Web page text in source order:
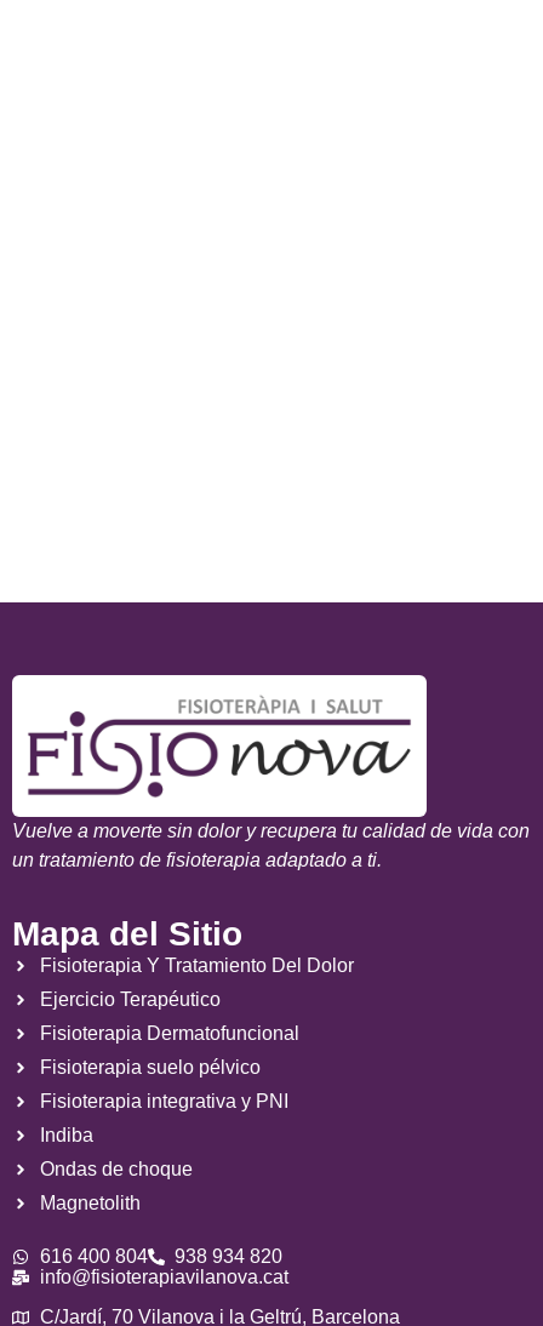
Vuelve a moverte sin dolor y recupera tu calidad de vida con
un tratamiento de fisioterapia adaptado a ti.
Mapa del Sitio
Fisioterapia Y Tratamiento Del Dolor
Ejercicio Terapéutico
Fisioterapia Dermatofuncional
Fisioterapia suelo pélvico
Fisioterapia integrativa y PNI
Indiba
Ondas de choque
Magnetolith
616 400 804
938 934 820
info@fisioterapiavilanova.cat
C/Jardí, 70 Vilanova i la Geltrú, Barcelona